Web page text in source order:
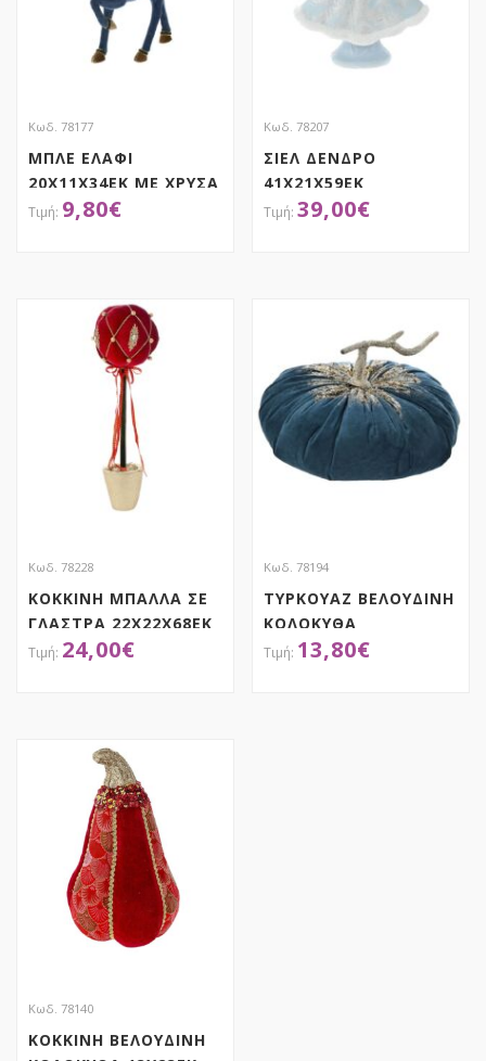
Κωδ. 78177
ΜΠΛΕ ΕΛΑΦΙ
20Χ11Χ34ΕΚ ΜΕ ΧΡΥΣΑ
ΚΕΡΑΤΑ
9,80€
Κωδ. 78207
ΣΙΕΛ ΔΕΝΔΡΟ
41Χ21Χ59ΕΚ
39,00€
Κωδ. 78228
ΚΟΚΚΙΝΗ ΜΠΑΛΛΑ ΣΕ
ΓΛΑΣΤΡΑ 22X22X68EK
24,00€
Κωδ. 78194
ΤΥΡΚΟΥΑΖ ΒΕΛΟΥΔΙΝΗ
ΚΟΛΟΚΥΘΑ
27Χ27Χ20ΕΚ
13,80€
Κωδ. 78140
ΚΟΚΚΙΝΗ ΒΕΛΟΥΔΙΝΗ